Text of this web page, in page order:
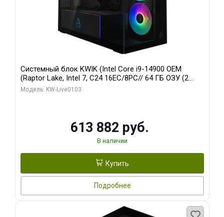
Системный блок KWIK (Intel Core i9-14900 OEM
(Raptor Lake, Intel 7, C24 16EC/8PC// 64 ГБ ОЗУ (2
модуля)/ Afox RTX4090 24GB GDDR6X 384-Bit 3xDP
Модель: KW-Live0103
613 882 руб.
В наличии
Купить
Подробнее